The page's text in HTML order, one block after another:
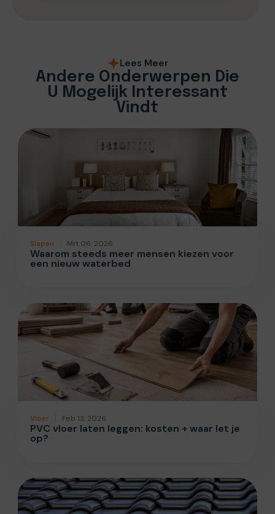
Lees Meer
Andere Onderwerpen Die
U Mogelijk Interessant
Vindt
Slapen Mrt 06, 2026
Waarom steeds meer mensen kiezen voor
een nieuw waterbed
Vloer Feb 13, 2026
PVC vloer laten leggen: kosten + waar let je
op?